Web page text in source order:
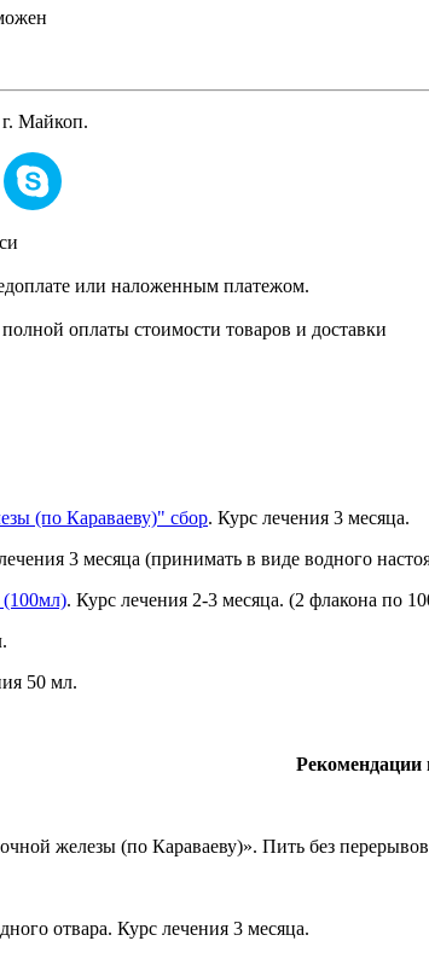
Майкоп.
или наложенным платежом.
оплаты стоимости товаров и доставки
(по Караваеву)" сбор. Курс лечения 3 месяца.
3 месяца (принимать в виде водного
(100мл). Курс лечения 2-3 месяца. (2 флакона по
50 мл.
железы (по Караваеву)». Пить без
отвара. Курс лечения 3 месяца.